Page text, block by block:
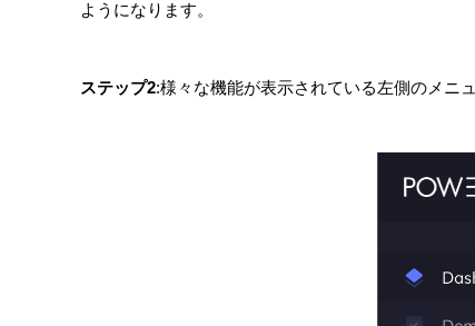
ようになります。
ステップ2:様々な機能が表示されている左側のメニ